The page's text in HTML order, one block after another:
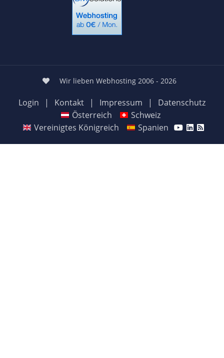
Wir lieben Webhosting 2006 - 2026
Login | Kontakt | Impressum |
Datenschutz
Österreich
Schweiz
Vereinigtes Königreich
Spanien